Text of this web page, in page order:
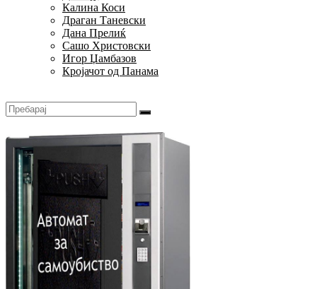
Калина Коси
Драган Таневски
Дана Прелиќ
Сашо Христовски
Игор Џамбазов
Кројачот од Панама